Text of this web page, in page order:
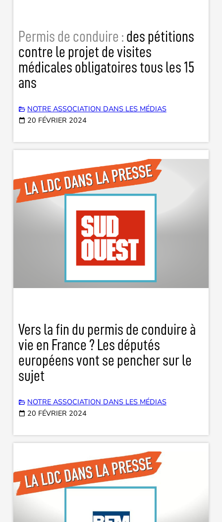
Permis de conduire : des pétitions
contre le projet de visites
médicales obligatoires tous les 15
ans
NOTRE ASSOCIATION DANS LES MÉDIAS
20 FÉVRIER 2024
Vers la fin du permis de conduire à
vie en France ? Les députés
européens vont se pencher sur le
sujet
NOTRE ASSOCIATION DANS LES MÉDIAS
20 FÉVRIER 2024